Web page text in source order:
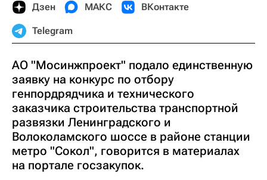
Дзен МАКС ВКонтакте
Telegram
АО "Мосинжпроект" подало единственную
заявку на конкурс по отбору
генпордрядчика и технического
заказчика строительства транспортной
развязки Ленинградского и
Волоколамского шоссе в районе станции
метро "Сокол", говорится в материалах
на портале госзакупок.